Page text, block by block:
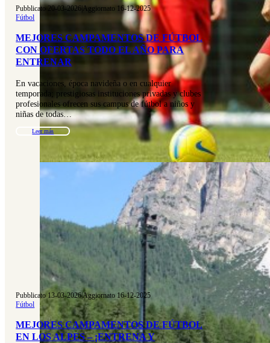
Pubblicato 20-03-2026|Aggiornato 16-12-2025
Fútbol
MEJORES CAMPAMENTOS DE FÚTBOL
CON OFERTAS TODO EL AÑO PARA
ENTRENAR
En vacaciones, época navideña o en cualquier
temporada; prestigiosas instituciones privadas y clubes
profesionales ofrecen sus campus de fútbol a niños y
niñas de todas…
Leer más
Pubblicato 13-03-2026|Aggiornato 16-12-2025
Fútbol
MEJORES CAMPAMENTOS DE FÚTBOL
EN LOS ALPES – ¡ENTRENA Y